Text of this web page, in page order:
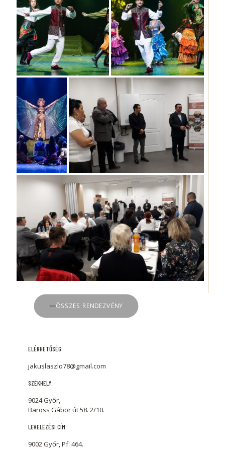
ÖSSZES RENDEZVÉNY
ELÉRHETŐSÉG:
jakuslaszlo78@gmail.com
SZÉKHELY:
9024 Győr,
Baross Gábor út 58. 2/10.
LEVELEZÉSI CÍM:
9002 Győr, Pf. 464.